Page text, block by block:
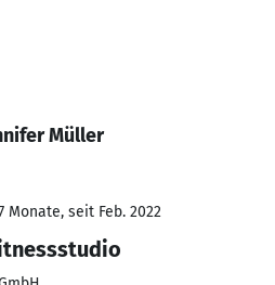
Müller
Monate, seit Feb. 2022